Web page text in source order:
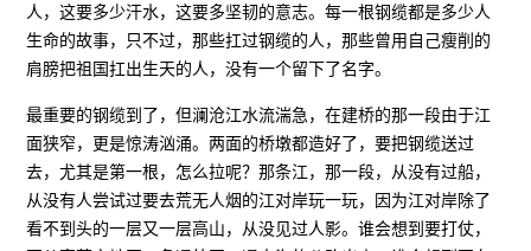
人，这要多少汗水，这要多坚韧的意志。每一根钢缆都是多少人
生命的故事，只不过，那些扛过钢缆的人，那些曾用自己瘦削的
肩膀把祖国扛出生天的人，没有一个留下了名字。
最重要的钢缆到了，但澜沧江水流湍急，在建桥的那一段由于江
面狭窄，更是惊涛汹涌。两面的桥墩都造好了，要把钢缆送过
去，尤其是第一根，怎么拉呢？那条江，那一段，从没有过船，
从没有人尝试过要去荒无人烟的江对岸玩一玩，因为江对岸除了
看不到头的一层又一层高山，从没见过人影。谁会想到要打仗，